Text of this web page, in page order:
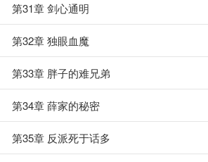
第31章 剑心通明
第32章 独眼血魔
第33章 胖子的难兄弟
第34章 薛家的秘密
第35章 反派死于话多